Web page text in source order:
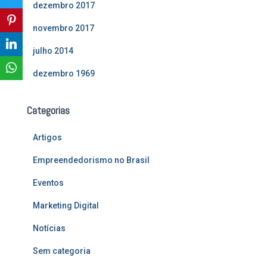
dezembro 2017
novembro 2017
julho 2014
dezembro 1969
Categorias
Artigos
Empreendedorismo no Brasil
Eventos
Marketing Digital
Notícias
Sem categoria